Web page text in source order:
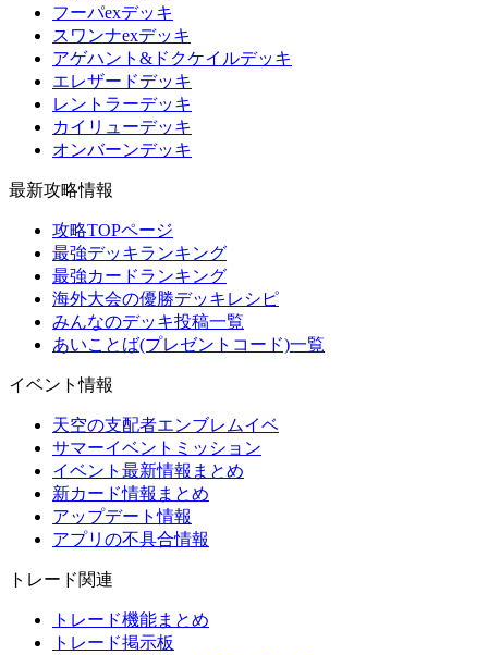
フーパexデッキ
スワンナexデッキ
アゲハント&ドクケイルデッキ
エレザードデッキ
レントラーデッキ
カイリューデッキ
オンバーンデッキ
最新攻略情報
攻略TOPページ
最強デッキランキング
最強カードランキング
海外大会の優勝デッキレシピ
みんなのデッキ投稿一覧
あいことば(プレゼントコード)一覧
イベント情報
天空の支配者エンブレムイベ
サマーイベントミッション
イベント最新情報まとめ
新カード情報まとめ
アップデート情報
アプリの不具合情報
トレード関連
トレード機能まとめ
トレード掲示板